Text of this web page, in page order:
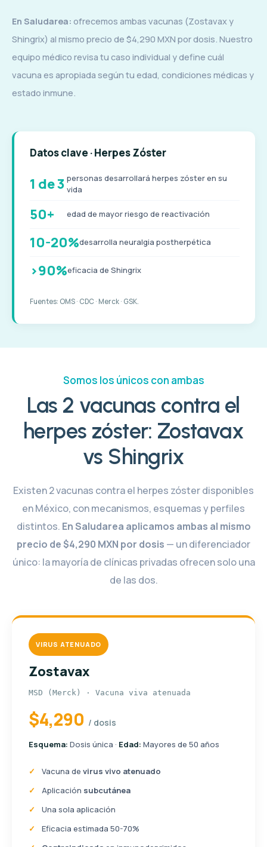
En Saludarea: ofrecemos ambas vacunas (Zostavax y
Shingrix) al mismo precio de $4,290 MXN por dosis. Nuestro
equipo médico revisa tu caso individual y define cuál
vacuna es apropiada según tu edad, condiciones médicas y
estado inmune.
Datos clave · Herpes Zóster
1 de 3 personas desarrollará herpes zóster en su
vida
50+ edad de mayor riesgo de reactivación
10-20%desarrolla neuralgia postherpética
>90%eficacia de Shingrix
Fuentes: OMS · CDC · Merck · GSK.
Somos los únicos con ambas
Las 2 vacunas contra el
herpes zóster: Zostavax
vs Shingrix
Existen 2 vacunas contra el herpes zóster disponibles
en México, con mecanismos, esquemas y perfiles
distintos. En Saludarea aplicamos ambas al mismo
precio de $4,290 MXN por dosis — un diferenciador
único: la mayoría de clínicas privadas ofrecen solo una
de las dos.
VIRUS ATENUADO
Zostavax
MSD (Merck) · Vacuna viva atenuada
$4,290 / dosis
Esquema: Dosis única · Edad: Mayores de 50 años
Vacuna de virus vivo atenuado
Aplicación subcutánea
Una sola aplicación
Eficacia estimada 50-70%